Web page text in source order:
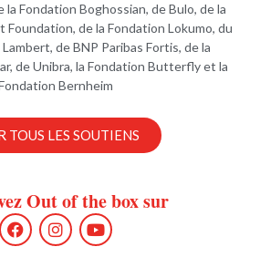
Fondation Boghossian, de Bulo, de la
Foundation, de la Fondation Lokumo, du
de BNP Paribas Fortis, de la
de Unibra, la Fondation Butterfly et la
Bernheim
TOUS LES SOUTIENS
Out of the box sur
F
a
I
n
Y
o